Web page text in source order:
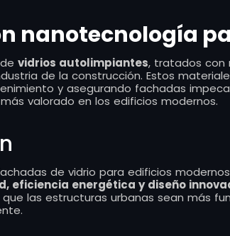
nanotecnología
vidrios autolimpiantes, tratados con
de la construcción. Estos
y asegurando fachadas
valorado en los edificios modernos.
de vidrio para edificios
eficiencia energética y diseño
las estructuras urbanas sean más